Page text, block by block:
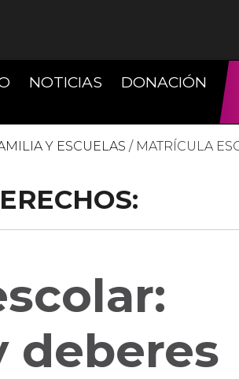
NOTICIAS DONACIÓN
Y ESCUELAS / MATRÍCULA
deberes